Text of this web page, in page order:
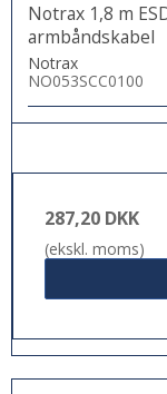
Notrax 1,8 m
armbåndskabel
Notrax
NO053SCC0100
287,20 DKK
(ekskl. moms)